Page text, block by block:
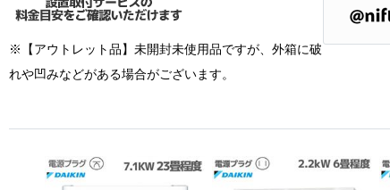
※【アウトレット品】未開封未使用品ですが、外箱に破
れや凹みなどがある場合がございます。